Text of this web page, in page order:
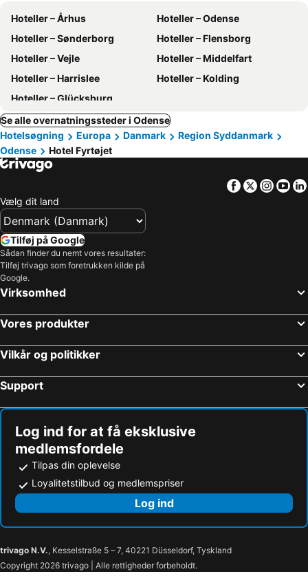
Hoteller – Århus
Hoteller – Odense
Hoteller – Sønderborg
Hoteller – Flensborg
Hoteller – Vejle
Hoteller – Middelfart
Hoteller – Harrislee
Hoteller – Kolding
Hoteller – Glücksburg
Se alle overnatningssteder i Odense
Hotelsøgning
Europa Danmark
Region Syddanmark
Odense
Hotel Fyrtøjet
Facebook
Twitter
Vælg dit land
Tilføj på Google
Sådan finder du nemt vores resultater:
Tilføj trivago som foretrukken kilde på
Google.
Virksomhed
Vores produkter
Vilkår og politikker
Support
Log ind for at få eksklusive
medlemsfordele
Tilpas din oplevelse
Loyalitetstilbud og medlemspriser
Log ind
trivago N.V., Kesselstraße 5 – 7, 40221 Düsseldorf, Tyskland
Copyright 2026 trivago | Alle rettigheder forbeholdt.